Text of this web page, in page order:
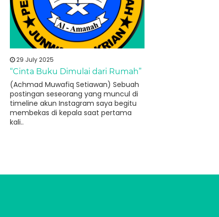
29 July 2025
“Cinta Buku Dimulai dari Rumah”
(Achmad Muwafiq Setiawan) Sebuah
postingan seseorang yang muncul di
timeline akun Instagram saya begitu
membekas di kepala saat pertama
kali..